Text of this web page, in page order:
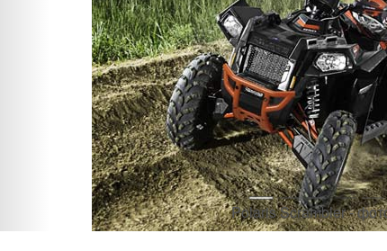
Polaris Scrambler - фото 1